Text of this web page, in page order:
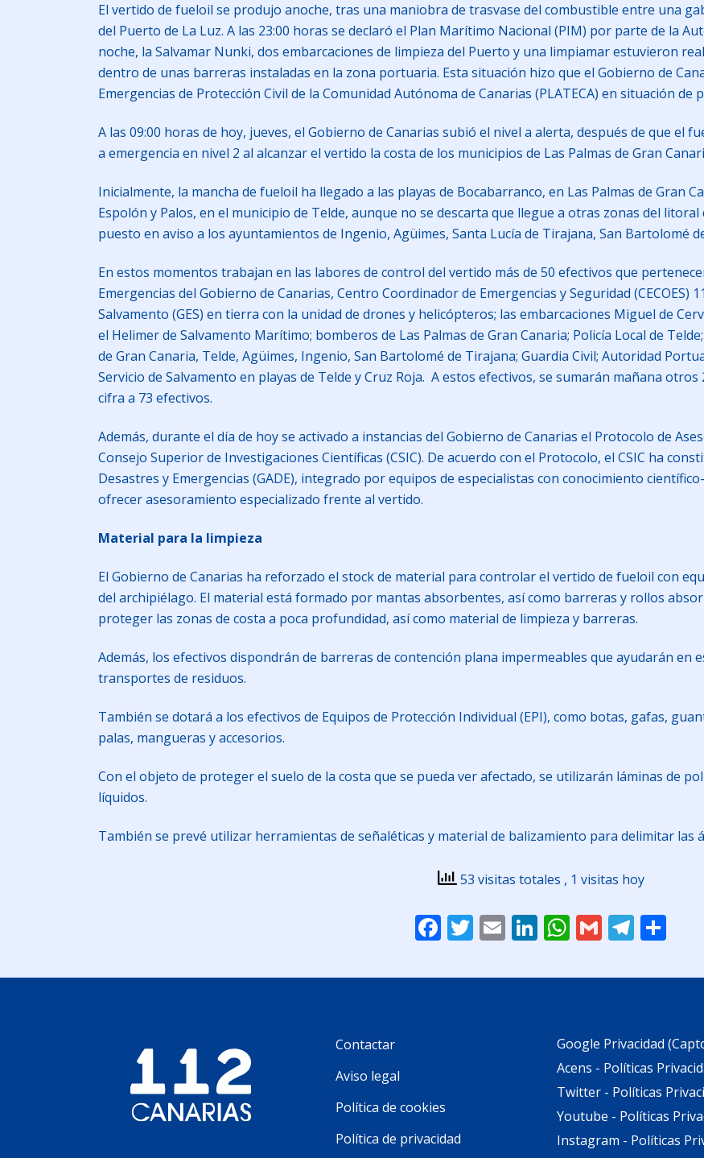
El vertido de fueloil se produjo anoche, tras una maniobra de trasvase del combustible entre una
del Puerto de La Luz. A las 23:00 horas se declaró el Plan Marítimo Nacional (PIM) por parte de la
noche, la Salvamar Nunki, dos embarcaciones de limpieza del Puerto y una limpiamar estuvieron
dentro de unas barreras instaladas en la zona portuaria. Esta situación hizo que el Gobierno de
Emergencias de Protección Civil de la Comunidad Autónoma de Canarias (PLATECA) en situación de
A las 09:00 horas de hoy, jueves, el Gobierno de Canarias subió el nivel a alerta, después de que el
a emergencia en nivel 2 al alcanzar el vertido la costa de los municipios de Las Palmas de Gran
Inicialmente, la mancha de fueloil ha llegado a las playas de Bocabarranco, en Las Palmas de Gran
Espolón y Palos, en el municipio de Telde, aunque no se descarta que llegue a otras zonas del
puesto en aviso a los ayuntamientos de Ingenio, Agüimes, Santa Lucía de Tirajana, San Bartolomé
En estos momentos trabajan en las labores de control del vertido más de 50 efectivos que
Emergencias del Gobierno de Canarias, Centro Coordinador de Emergencias y Seguridad (CECOES)
Salvamento (GES) en tierra con la unidad de drones y helicópteros; las embarcaciones Miguel de
el Helimer de Salvamento Marítimo; bomberos de Las Palmas de Gran Canaria; Policía Local de
de Gran Canaria, Telde, Agüimes, Ingenio, San Bartolomé de Tirajana; Guardia Civil; Autoridad
Servicio de Salvamento en playas de Telde y Cruz Roja. A estos efectivos, se sumarán mañana
cifra a 73 efectivos.
Además, durante el día de hoy se activado a instancias del Gobierno de Canarias el Protocolo de
Consejo Superior de Investigaciones Científicas (CSIC). De acuerdo con el Protocolo, el CSIC ha
Desastres y Emergencias (GADE), integrado por equipos de especialistas con conocimiento
ofrecer asesoramiento especializado frente al vertido.
Material para la limpieza
El Gobierno de Canarias ha reforzado el stock de material para controlar el vertido de fueloil con
del archipiélago. El material está formado por mantas absorbentes, así como barreras y rollos
proteger las zonas de costa a poca profundidad, así como material de limpieza y barreras.
Además, los efectivos dispondrán de barreras de contención plana impermeables que ayudarán en
transportes de residuos.
También se dotará a los efectivos de Equipos de Protección Individual (EPI), como botas, gafas,
palas, mangueras y accesorios.
Con el objeto de proteger el suelo de la costa que se pueda ver afectado, se utilizarán láminas de
líquidos.
También se prevé utilizar herramientas de señaléticas y material de balizamiento para delimitar las
53 visitas totales , 1 visitas hoy
Facebook
Twitter
EmailLinkedIn
WhatsApp
Gmail
Contactar
Aviso legal
Política de cookies
Política de privacidad
Google Privacidad
Acens - Políticas
Twitter - Políticas
Youtube - Políticas
Instagram - Políticas